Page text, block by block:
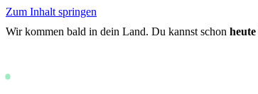
Zum Inhalt springen
Wir kommen bald in dein Land. Du kannst schon heute